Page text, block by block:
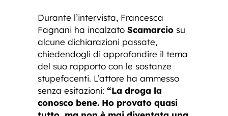
Durante l’intervista, Francesca
Fagnani ha incalzato Scamarcio su
alcune dichiarazioni passate,
chiedendogli di approfondire il tema
del suo rapporto con le sostanze
stupefacenti. L’attore ha ammesso
senza esitazioni: “La droga la
conosco bene. Ho provato quasi